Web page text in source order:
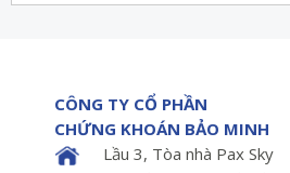
CÔNG TY CỔ PHẦN
CHỨNG KHOÁN BẢO MINH
Lầu 3, Tòa nhà Pax Sky